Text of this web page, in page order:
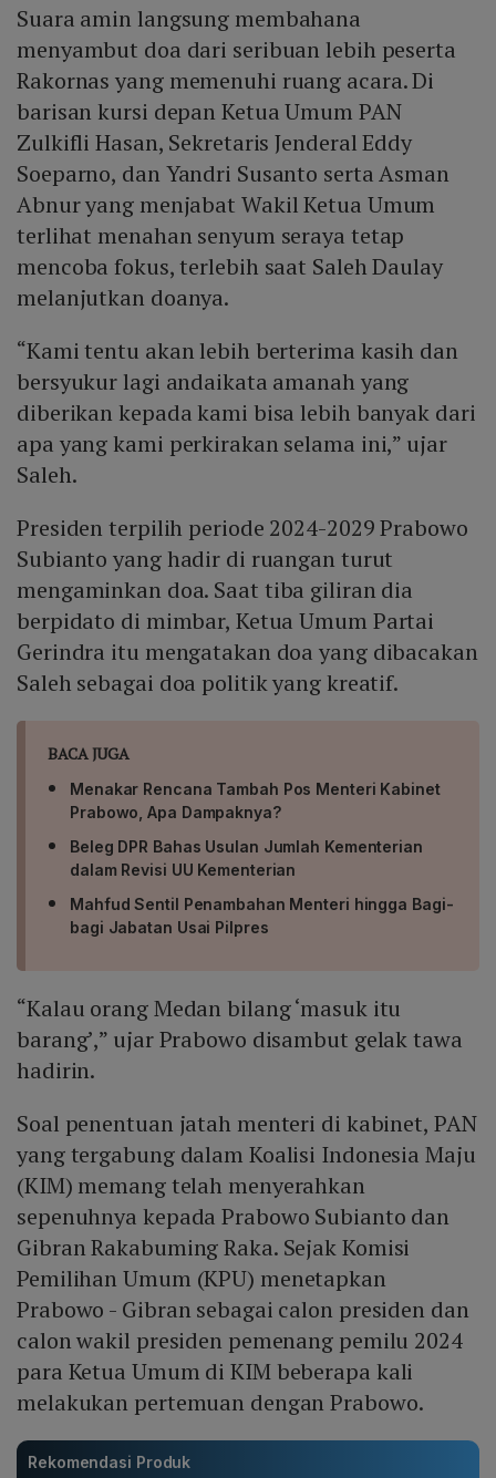
Suara amin langsung membahana
menyambut doa dari seribuan lebih peserta
Rakornas yang memenuhi ruang acara. Di
barisan kursi depan Ketua Umum PAN
Zulkifli Hasan, Sekretaris Jenderal Eddy
Soeparno, dan Yandri Susanto serta Asman
Abnur yang menjabat Wakil Ketua Umum
terlihat menahan senyum seraya tetap
mencoba fokus, terlebih saat Saleh Daulay
melanjutkan doanya.
“Kami tentu akan lebih berterima kasih dan
bersyukur lagi andaikata amanah yang
diberikan kepada kami bisa lebih banyak dari
apa yang kami perkirakan selama ini,” ujar
Saleh.
Presiden terpilih periode 2024-2029 Prabowo
Subianto yang hadir di ruangan turut
mengaminkan doa. Saat tiba giliran dia
berpidato di mimbar, Ketua Umum Partai
Gerindra itu mengatakan doa yang dibacakan
Saleh sebagai doa politik yang kreatif.
BACA JUGA
Menakar Rencana Tambah Pos Menteri Kabinet
Prabowo, Apa Dampaknya?
Beleg DPR Bahas Usulan Jumlah Kementerian
dalam Revisi UU Kementerian
Mahfud Sentil Penambahan Menteri hingga Bagi-
bagi Jabatan Usai Pilpres
“Kalau orang Medan bilang ‘masuk itu
barang’,” ujar Prabowo disambut gelak tawa
hadirin.
Soal penentuan jatah menteri di kabinet, PAN
yang tergabung dalam Koalisi Indonesia Maju
(KIM) memang telah menyerahkan
sepenuhnya kepada Prabowo Subianto dan
Gibran Rakabuming Raka. Sejak Komisi
Pemilihan Umum (KPU) menetapkan
Prabowo - Gibran sebagai calon presiden dan
calon wakil presiden pemenang pemilu 2024
para Ketua Umum di KIM beberapa kali
melakukan pertemuan dengan Prabowo.
Rekomendasi Produk